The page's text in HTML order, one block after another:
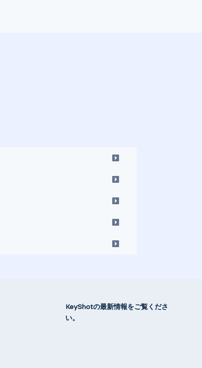
KeyShotの最新情報をご覧くださ
い。